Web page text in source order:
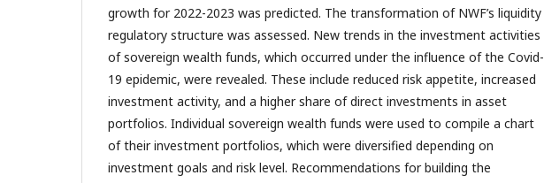
growth for 2022-2023 was predicted. The transformation of NWF’s liquidity
regulatory structure was assessed. New trends in the investment activities
of sovereign wealth funds, which occurred under the influence of the Covid-
19 epidemic, were revealed. These include reduced risk appetite, increased
investment activity, and a higher share of direct investments in asset
portfolios. Individual sovereign wealth funds were used to compile a chart
of their investment portfolios, which were diversified depending on
investment goals and risk level. Recommendations for building the